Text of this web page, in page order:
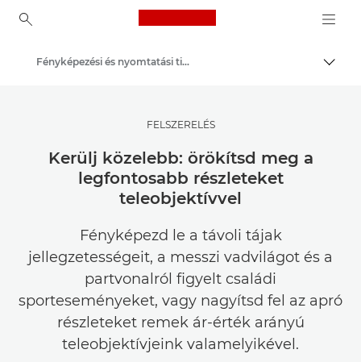
Canon Logo, back to
Meríts inspirációt | Tippek fényképezéshez és nyomtatáshoz, valamint vásárlói útmutatók
Fényképezési és nyomtatási tippek és technikák
FELSZERELÉS
Kerülj közelebb: örökítsd meg a
legfontosabb részleteket
teleobjektívvel
Fényképezd le a távoli tájak
jellegzetességeit, a messzi vadvilágot és a
partvonalról figyelt családi
sporteseményeket, vagy nagyítsd fel az apró
részleteket remek ár-érték arányú
teleobjektívjeink valamelyikével.